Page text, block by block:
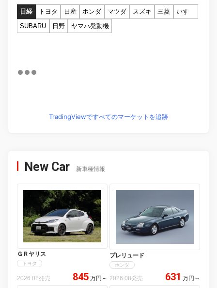
日経 トヨタ 日産 ホンダ マツダ スズキ 三菱
いすゞ
SUBARU
日野 ヤマハ発動機
TradingViewですべてのマーケットを追跡
New Car 新車種情報
ＧＲヤリス
トヨタ
2026.08発売 845 万円 ～
プレリュード
ホンダ
2026.08発売 631 万円 ～